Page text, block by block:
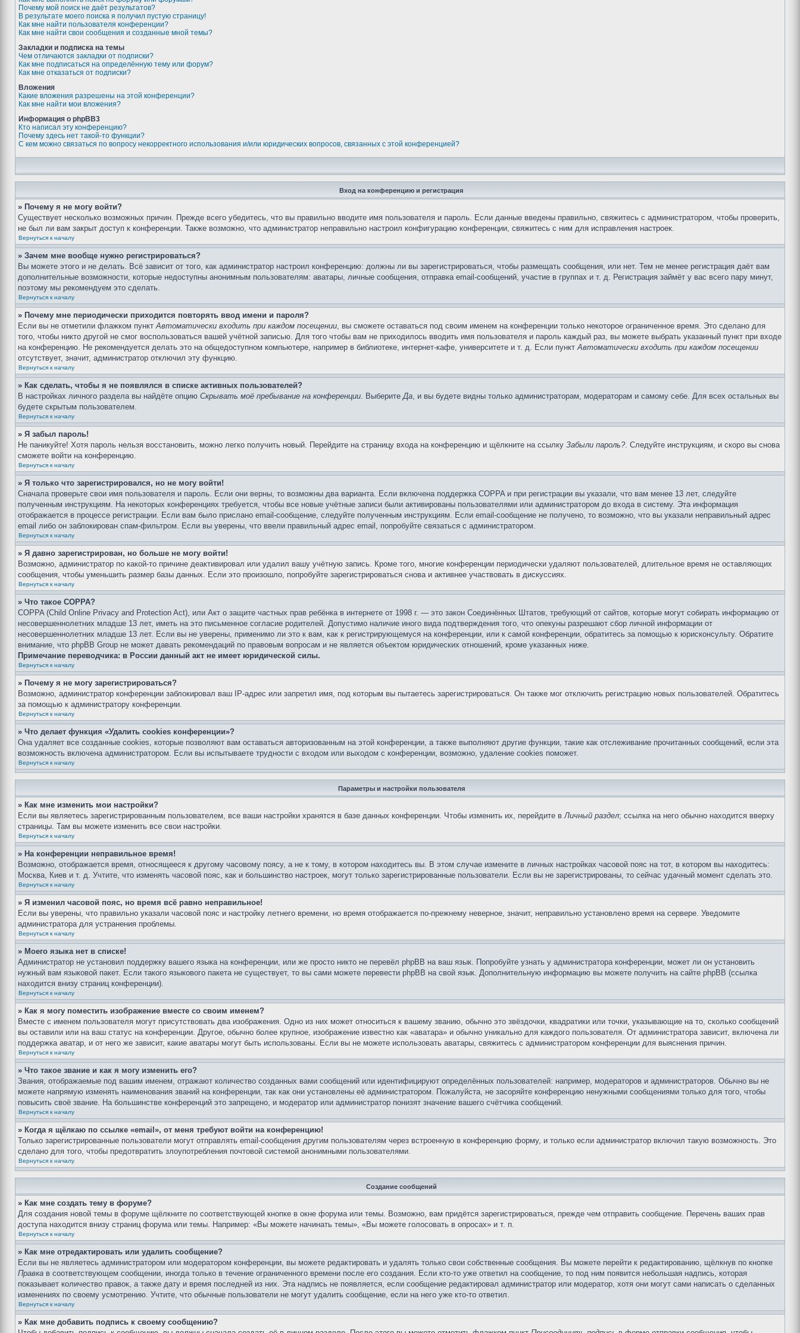
Почему мой поиск не даёт результатов?
В результате моего поиска я получил пустую страницу!
Как мне найти пользователя конференции?
Как мне найти свои сообщения и созданные мной темы?
Закладки и подписка на темы
Чем отличаются закладки от подписки?
Как мне подписаться на определённую тему или форум?
Как мне отказаться от подписки?
Вложения
Какие вложения разрешены на этой конференции?
Как мне найти мои вложения?
Информация о phpBB3
Кто написал эту конференцию?
Почему здесь нет такой-то функции?
С кем можно связаться по вопросу некорректного использования и/или юридических вопросов, связанных с этой конференцией?
Вход на конференцию и регистрация
» Почему я не могу войти?
Существует несколько возможных причин. Прежде всего убедитесь, что вы правильно вводите имя пользователя и пароль. Если данные введены правильно, свяжитесь с администратором, чтобы проверить,
не был ли вам закрыт доступ к конференции. Также возможно, что администратор неправильно настроил конфигурацию конференции, свяжитесь с ним для исправления настроек.
Вернуться к началу
» Зачем мне вообще нужно регистрироваться?
Вы можете этого и не делать. Всё зависит от того, как администратор настроил конференцию: должны ли вы зарегистрироваться, чтобы размещать сообщения, или нет. Тем не менее регистрация даёт вам
дополнительные возможности, которые недоступны анонимным пользователям: аватары, личные сообщения, отправка email-сообщений, участие в группах и т. д. Регистрация займёт у вас всего пару минут,
поэтому мы рекомендуем это сделать.
Вернуться к началу
» Почему мне периодически приходится повторять ввод имени и пароля?
Если вы не отметили флажком пунктАвтоматически входить при каждом посещении, вы сможете оставаться под своим именем на конференции только некоторое ограниченное время. Это сделано для
того, чтобы никто другой не смог воспользоваться вашей учётной записью. Для того чтобы вам не приходилось вводить имя пользователя и пароль каждый раз, вы можете выбрать указанный пункт при входе
на конференцию. Не рекомендуется делать это на общедоступном компьютере, например в библиотеке, интернет-кафе, университете и т. д. Если пунктАвтоматически входить при каждом посещении
отсутствует, значит, администратор отключил эту функцию.
Вернуться к началу
» Как сделать, чтобы я не появлялся в списке активных пользователей?
В настройках личного раздела вы найдёте опцию Скрывать моё пребывание на конференции. ВыберитеДа, и вы будете видны только администраторам, модераторам и самому себе. Для всех остальных вы
будете скрытым пользователем.
Вернуться к началу
» Я забыл пароль!
Не паникуйте! Хотя пароль нельзя восстановить, можно легко получить новый. Перейдите на страницу входа на конференцию и щёлкните на ссылку Забыли пароль?. Следуйте инструкциям, и скоро вы снова
сможете войти на конференцию.
Вернуться к началу
» Я только что зарегистрировался, но не могу войти!
Сначала проверьте свои имя пользователя и пароль. Если они верны, то возможны два варианта. Если включена поддержка COPPA и при регистрации вы указали, что вам менее 13 лет, следуйте
полученным инструкциям. На некоторых конференциях требуется, чтобы все новые учётные записи были активированы пользователями или администратором до входа в систему. Эта информация
отображается в процессе регистрации. Если вам было прислано email-сообщение, следуйте полученным инструкциям. Если email-сообщение не получено, то возможно, что вы указали неправильный адрес
email либо он заблокирован спам-фильтром. Если вы уверены, что ввели правильный адрес email, попробуйте связаться с администратором.
Вернуться к началу
» Я давно зарегистрирован, но больше не могу войти!
Возможно, администратор по какой-то причине деактивировал или удалил вашу учётную запись. Кроме того, многие конференции периодически удаляют пользователей, длительное время не оставляющих
сообщения, чтобы уменьшить размер базы данных. Если это произошло, попробуйте зарегистрироваться снова и активнее участвовать в дискуссиях.
Вернуться к началу
» Что такое COPPA?
COPPA (Child Online Privacy and Protection Act), или Акт о защите частных прав ребёнка в интернете от 1998 г. — это закон Соединённых Штатов, требующий от сайтов, которые могут собирать информацию от
несовершеннолетних младше 13 лет, иметь на это письменное согласие родителей. Допустимо наличие иного вида подтверждения того, что опекуны разрешают сбор личной информации от
несовершеннолетних младше 13 лет. Если вы не уверены, применимо ли это к вам, как к регистрирующемуся на конференции, или к самой конференции, обратитесь за помощью к юрисконсульту. Обратите
внимание, что phpBB Group не может давать рекомендаций по правовым вопросам и не является объектом юридических отношений, кроме указанных ниже.
Примечание переводчика: в России данный акт не имеет юридической силы.
Вернуться к началу
» Почему я не могу зарегистрироваться?
Возможно, администратор конференции заблокировал ваш IP-адрес или запретил имя, под которым вы пытаетесь зарегистрироваться. Он также мог отключить регистрацию новых пользователей. Обратитесь
за помощью к администратору конференции.
Вернуться к началу
» Что делает функция «Удалить cookies конференции»?
Она удаляет все созданные cookies, которые позволяют вам оставаться авторизованным на этой конференции, а также выполняют другие функции, такие как отслеживание прочитанных сообщений, если эта
возможность включена администратором. Если вы испытываете трудности с входом или выходом с конференции, возможно, удаление cookies поможет.
Вернуться к началу
Параметры и настройки пользователя
» Как мне изменить мои настройки?
Если вы являетесь зарегистрированным пользователем, все ваши настройки хранятся в базе данных конференции. Чтобы изменить их, перейдите вЛичный раздел; ссылка на него обычно находится вверху
страницы. Там вы можете изменить все свои настройки.
Вернуться к началу
» На конференции неправильное время!
Возможно, отображается время, относящееся к другому часовому поясу, а не к тому, в котором находитесь вы. В этом случае измените в личных настройках часовой пояс на тот, в котором вы находитесь:
Москва, Киев и т. д. Учтите, что изменять часовой пояс, как и большинство настроек, могут только зарегистрированные пользователи. Если вы не зарегистрированы, то сейчас удачный момент сделать это.
Вернуться к началу
» Я изменил часовой пояс, но время всё равно неправильное!
Если вы уверены, что правильно указали часовой пояс и настройку летнего времени, но время отображается по-прежнему неверное, значит, неправильно установлено время на сервере. Уведомите
администратора для устранения проблемы.
Вернуться к началу
» Моего языка нет в списке!
Администратор не установил поддержку вашего языка на конференции, или же просто никто не перевёл phpBB на ваш язык. Попробуйте узнать у администратора конференции, может ли он установить
нужный вам языковой пакет. Если такого языкового пакета не существует, то вы сами можете перевести phpBB на свой язык. Дополнительную информацию вы можете получить на сайте phpBB (ссылка
находится внизу страниц конференции).
Вернуться к началу
» Как я могу поместить изображение вместе со своим именем?
Вместе с именем пользователя могут присутствовать два изображения. Одно из них может относиться к вашему званию, обычно это звёздочки, квадратики или точки, указывающие на то, сколько сообщений
вы оставили или на ваш статус на конференции. Другое, обычно более крупное, изображение известно как «аватара» и обычно уникально для каждого пользователя. От администратора зависит, включена ли
поддержка аватар, и от него же зависит, какие аватары могут быть использованы. Если вы не можете использовать аватары, свяжитесь с администратором конференции для выяснения причин.
Вернуться к началу
» Что такое звание и как я могу изменить его?
Звания, отображаемые под вашим именем, отражают количество созданных вами сообщений или идентифицируют определённых пользователей: например, модераторов и администраторов. Обычно вы не
можете напрямую изменять наименования званий на конференции, так как они установлены её администратором. Пожалуйста, не засоряйте конференцию ненужными сообщениями только для того, чтобы
повысить своё звание. На большинстве конференций это запрещено, и модератор или администратор понизят значение вашего счётчика сообщений.
Вернуться к началу
» Когда я щёлкаю по ссылке «email», от меня требуют войти на конференцию!
Только зарегистрированные пользователи могут отправлять email-сообщения другим пользователям через встроенную в конференцию форму, и только если администратор включил такую возможность. Это
сделано для того, чтобы предотвратить злоупотребления почтовой системой анонимными пользователями.
Вернуться к началу
Создание сообщений
» Как мне создать тему в форуме?
Для создания новой темы в форуме щёлкните по соответствующей кнопке в окне форума или темы. Возможно, вам придётся зарегистрироваться, прежде чем отправить сообщение. Перечень ваших прав
доступа находится внизу страниц форума или темы. Например: «Вы можете начинать темы», «Вы можете голосовать в опросах» и т. п.
Вернуться к началу
» Как мне отредактировать или удалить сообщение?
Если вы не являетесь администратором или модератором конференции, вы можете редактировать и удалять только свои собственные сообщения. Вы можете перейти к редактированию, щёлкнув по кнопке
Правка в соответствующем сообщении, иногда только в течение ограниченного времени после его создания. Если кто-то уже ответил на сообщение, то под ним появится небольшая надпись, которая
показывает количество правок, а также дату и время последней из них. Эта надпись не появляется, если сообщение редактировал администратор или модератор, хотя они могут сами написать о сделанных
изменениях по своему усмотрению. Учтите, что обычные пользователи не могут удалить сообщение, если на него уже кто-то ответил.
Вернуться к началу
» Как мне добавить подпись к своему сообщению?